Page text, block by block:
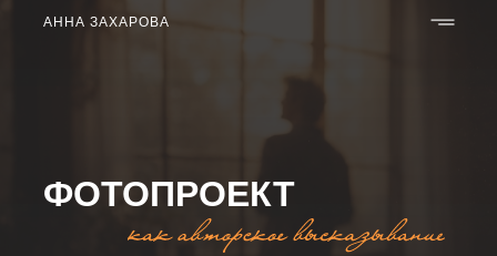
АННА ЗАХАРОВА
ФОТОПРОЕКТ